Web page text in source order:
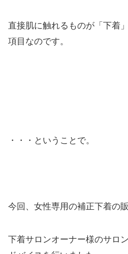
直接肌に触れるものが「下着
項目なのです。
・・・ということで。
今回、女性専用の補正下着の
下着サロンオーナー様のサロ